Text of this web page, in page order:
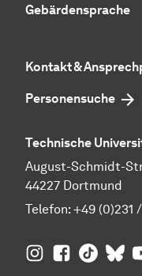
Gebärdensprache
Kontakt &
Personensuche
Technische
August-Schmidt-
44227 Dortmund
Telefon: +49 (0)231
TU Dortmund
TU TU